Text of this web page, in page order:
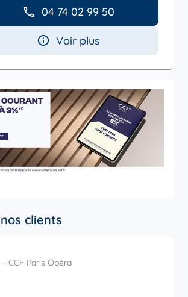
04 74 02 99 50
Voir plus
clients
CCF Paris Opéra